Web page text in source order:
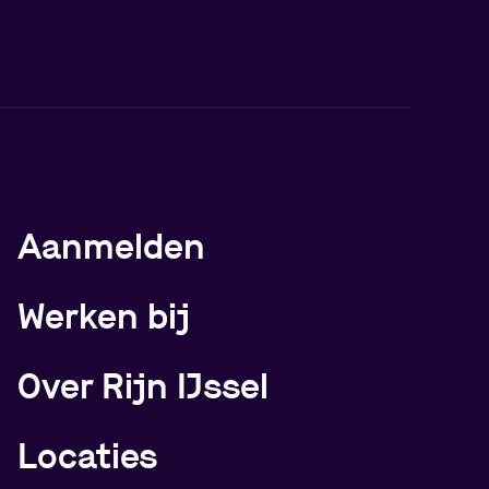
Meer over Rijn IJssel
Aanmelden
Werken bij
Over Rijn IJssel
Locaties